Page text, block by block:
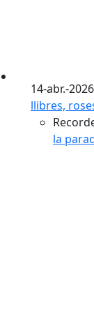
14-abr.-2026
llibres,
la